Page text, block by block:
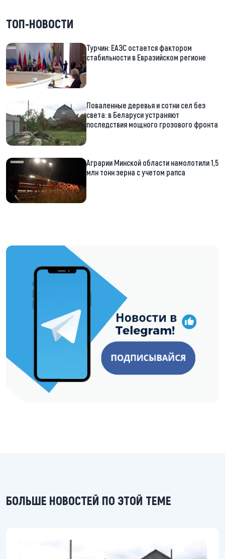
ТОП-НОВОСТИ
Турчин: ЕАЭС остается фактором
стабильности в Евразийском регионе
Поваленные деревья и сотни сел без
света: в Беларуси устраняют
последствия мощного грозового фронта
Аграрии Минской области намолотили 1,5
млн тонн зерна с учетом рапса
https://t.me/minskctvby
БОЛЬШЕ НОВОСТЕЙ ПО ЭТОЙ ТЕМЕ